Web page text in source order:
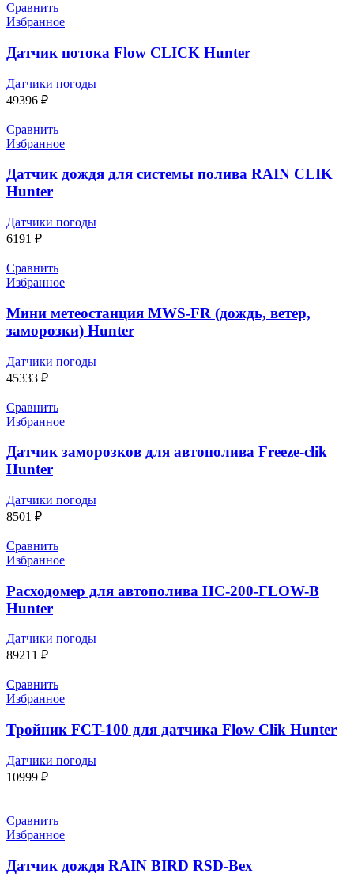
Сравнить
Избранное
Датчик потока Flow CLICK Hunter
Датчики погоды
49396 ₽
Сравнить
Избранное
Датчик дождя для системы полива RAIN CLIK
Hunter
Датчики погоды
6191 ₽
Сравнить
Избранное
Мини метеостанция MWS-FR (дождь, ветер,
заморозки) Hunter
Датчики погоды
45333 ₽
Сравнить
Избранное
Датчик заморозков для автополива Freeze-clik
Hunter
Датчики погоды
8501 ₽
Сравнить
Избранное
Расходомер для автополива HC-200-FLOW-B
Hunter
Датчики погоды
89211 ₽
Сравнить
Избранное
Тройник FCT-100 для датчика Flow Clik Hunter
Датчики погоды
10999 ₽
Сравнить
Избранное
Датчик дождя RAIN BIRD RSD-Bex